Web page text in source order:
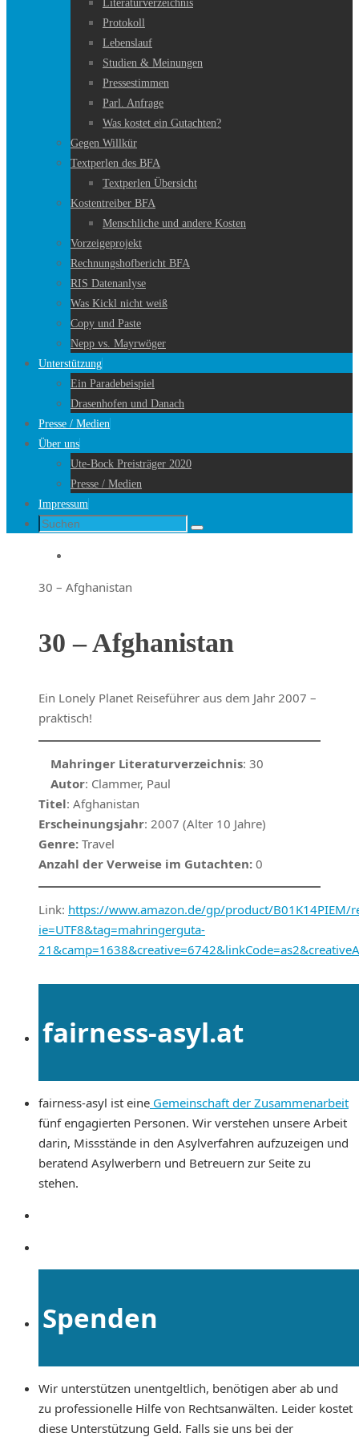
Literaturverzeichnis
Protokoll
Lebenslauf
Studien & Meinungen
Pressestimmen
Parl. Anfrage
Was kostet ein Gutachten?
Gegen Willkür
Textperlen des BFA
Textperlen Übersicht
Kostentreiber BFA
Menschliche und andere Kosten
Vorzeigeprojekt
Rechnungshofbericht BFA
RIS Datenanlyse
Was Kickl nicht weiß
Copy und Paste
Nepp vs. Mayrwöger
Unterstützung
Ein Paradebeispiel
Drasenhofen und Danach
Presse / Medien
Über uns
Ute-Bock Preisträger 2020
Presse / Medien
Impressum
Suche
Suchen
Startseite
30 – Afghanistan
30 – Afghanistan
Ein Lonely Planet Reiseführer aus dem Jahr 2007 –
praktisch!
Mahringer Literaturverzeichnis: 30
Autor: Clammer, Paul
Titel: Afghanistan
Erscheinungsjahr: 2007 (Alter 10 Jahre)
Genre: Travel
Anzahl der Verweise im Gutachten: 0
Link: https://www.amazon.de/gp/product/B01K14PIEM/
ie=UTF8&tag=mahringerguta-
fairness-asyl.at
fairness-asyl ist eine Gemeinschaft der Zusammenarbeit
fünf engagierten Personen. Wir verstehen unsere Arbeit
darin, Missstände in den Asylverfahren aufzuzeigen und
beratend Asylwerbern und Betreuern zur Seite zu
stehen.
Spenden
Wir unterstützen unentgeltlich, benötigen aber ab und
zu professionelle Hilfe von Rechtsanwälten. Leider kostet
diese Unterstützung Geld. Falls sie uns bei der